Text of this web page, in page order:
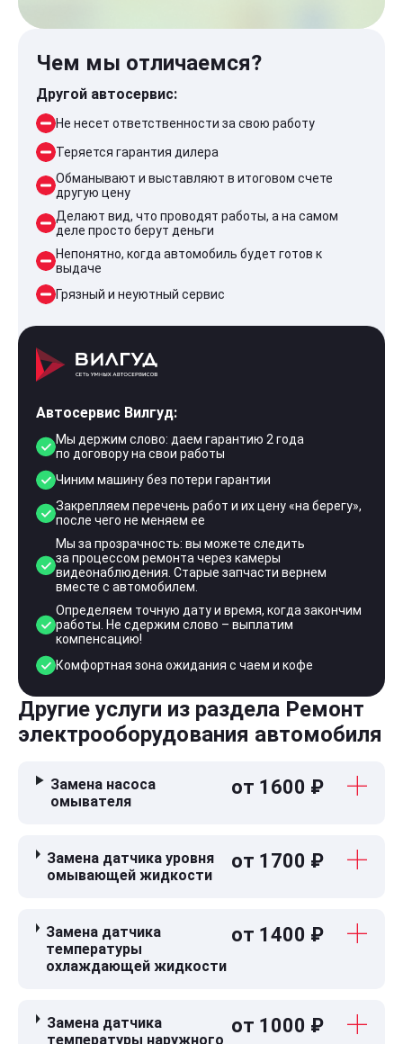
Чем мы отличаемся?
Другой автосервис:
Не несет ответственности за свою работу
Теряется гарантия дилера
Обманывают и выставляют в итоговом счете
другую цену
Делают вид, что проводят работы, а на самом
деле просто берут деньги
Непонятно, когда автомобиль будет готов к
выдаче
Грязный и неуютный сервис
Автосервис Вилгуд:
Мы держим слово: даем гарантию 2 года
по договору на свои работы
Чиним машину без потери гарантии
Закрепляем перечень работ и их цену «на берегу»,
после чего не меняем ее
Мы за прозрачность: вы можете следить
за процессом ремонта через камеры
видеонаблюдения. Старые запчасти вернем
вместе с автомобилем.
Определяем точную дату и время, когда закончим
работы. Не сдержим слово – выплатим
компенсацию!
Комфортная зона ожидания с чаем и кофе
Другие услуги из раздела Ремонт
электрооборудования автомобиля
Замена насоса
омывателя
от 1600 ₽
Замена датчика уровня
омывающей жидкости
от 1700 ₽
Замена датчика
температуры
охлаждающей жидкости
от 1400 ₽
Замена датчика
температуры наружного
от 1000 ₽